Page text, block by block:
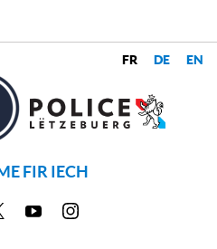
FIR IECH
YoutubeInstagram